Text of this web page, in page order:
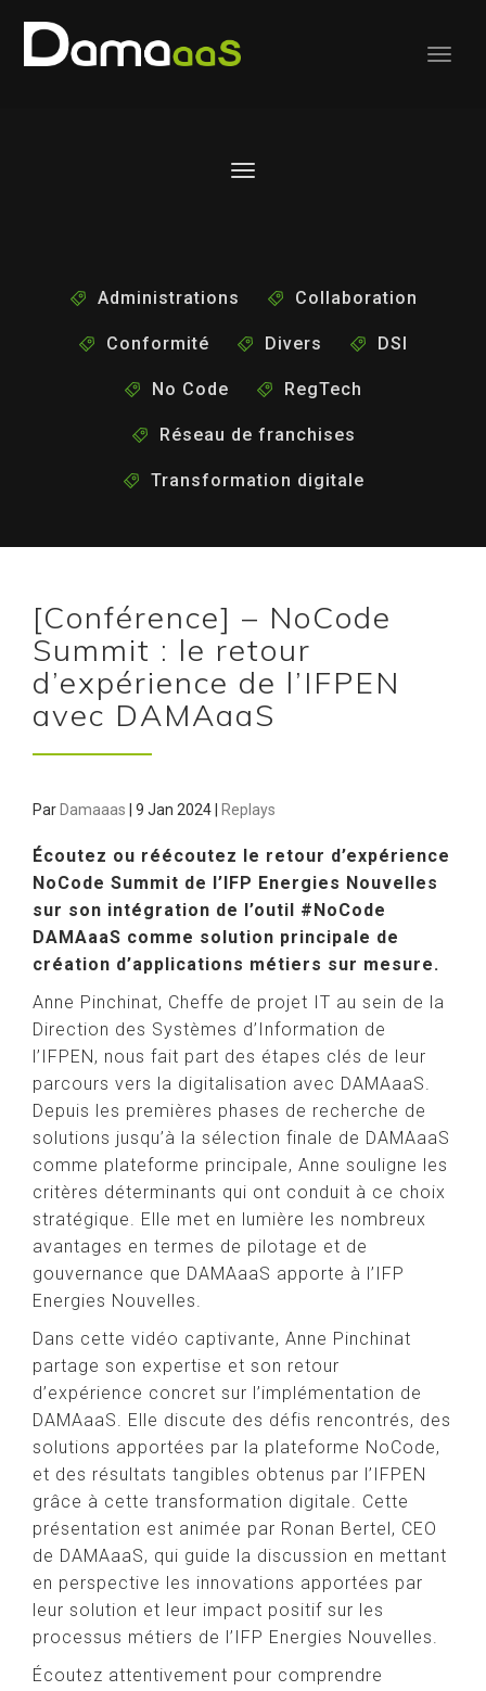
Administrations Collaboration
Conformité Divers DSI
No Code RegTech
Réseau de franchises
Transformation digitale
[Conférence] – NoCode
Summit : le retour
d’expérience de l’IFPEN
avec DAMAaaS
Par Damaaas 9 Jan 2024 Replays
Écoutez ou réécoutez le retour d’expérience
NoCode Summit de l’IFP Energies Nouvelles
sur son intégration de l’outil #NoCode
DAMAaaS comme solution principale de
création d’applications métiers sur mesure.
Anne Pinchinat, Cheffe de projet IT au sein de la
Direction des Systèmes d’Information de
l’IFPEN, nous fait part des étapes clés de leur
parcours vers la digitalisation avec DAMAaaS.
Depuis les premières phases de recherche de
solutions jusqu’à la sélection finale de DAMAaaS
comme plateforme principale, Anne souligne les
critères déterminants qui ont conduit à ce choix
stratégique. Elle met en lumière les nombreux
avantages en termes de pilotage et de
gouvernance que DAMAaaS apporte à l’IFP
Energies Nouvelles.
Dans cette vidéo captivante, Anne Pinchinat
partage son expertise et son retour
d’expérience concret sur l’implémentation de
DAMAaaS. Elle discute des défis rencontrés, des
solutions apportées par la plateforme NoCode,
et des résultats tangibles obtenus par l’IFPEN
grâce à cette transformation digitale. Cette
présentation est animée par Ronan Bertel, CEO
de DAMAaaS, qui guide la discussion en mettant
en perspective les innovations apportées par
leur solution et leur impact positif sur les
processus métiers de l’IFP Energies Nouvelles.
Écoutez attentivement pour comprendre